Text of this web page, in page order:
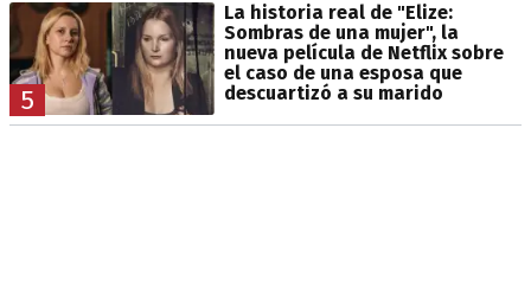
5
La historia real de "Elize:
Sombras de una mujer", la
nueva película de Netflix sobre
el caso de una esposa que
descuartizó a su marido